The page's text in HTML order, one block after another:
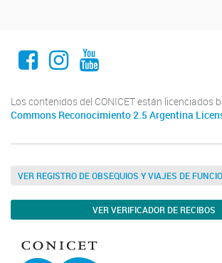
Facebook
Instagram
Youtube
Los contenidos del CONICET están licenciados
Commons Reconocimiento 2.5 Argentina
VER REGISTRO DE OBSEQUIOS Y VIAJES DE
VER VERIFICADOR DE RECIBOS